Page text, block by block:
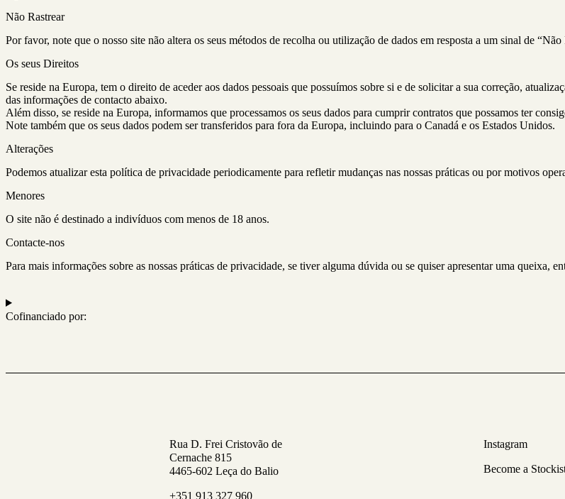
Não Rastrear
Por favor, note que o nosso site não altera os seus métodos de recolha ou utilização de dados em resposta a um sinal de
Os seus Direitos
Se reside na Europa, tem o direito de aceder aos dados pessoais que possuímos sobre si e de solicitar a sua correção,
das informações de contacto abaixo.
Além disso, se reside na Europa, informamos que processamos os seus dados para cumprir contratos que possamos ter
Note também que os seus dados podem ser transferidos para fora da Europa, incluindo para o Canadá e os Estados Unidos.
Alterações
Podemos atualizar esta política de privacidade periodicamente para refletir mudanças nas nossas práticas ou por motivos
Menores
O site não é destinado a indivíduos com menos de 18 anos.
Contacte-nos
Para mais informações sobre as nossas práticas de privacidade, se tiver alguma dúvida ou se quiser apresentar uma queixa,
Cofinanciado por:
Rua D. Frei Cristovão de
Cernache 815
4465-602 Leça do Balio
+351 913 327 960
Instagram
Become a